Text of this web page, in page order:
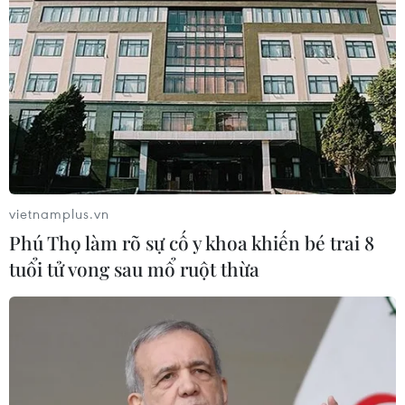
rộng không gian phát triển cho báo
chí
31/07/2026 09:28
Bộ Công an phát động Chiến dịch
TinAI?, kêu gọi "kiểm trước tin sau"
trong kỷ nguyên AI
31/07/2026 06:25
Nghĩa cử cao đẹp của lao động Việt
Nam lan tỏa trên truyền thông Nhật
Báo chí cách mạng khẳng định vai
vietnamplus.vn
Phú Thọ làm rõ sự cố y khoa khiến bé trai 8
tuổi tử vong sau mổ ruột thừa